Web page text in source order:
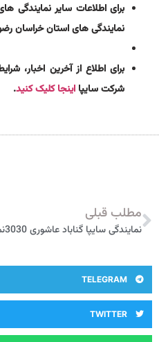
برای اطلاعات سایر نمایندگی
نمایندگی های استان خراسان
برای اطلاع از آخرین اخبار،
شرکت سایپااینجا کلیک کنید.
مطلب قبلی
نمایندگی سایپا گناباد عاشوری 3030
TELEGRAM
TWITTER